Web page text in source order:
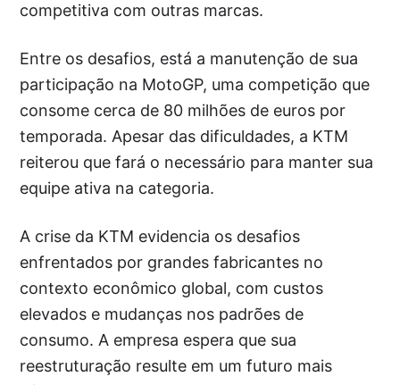
competitiva com outras marcas.
Entre os desafios, está a manutenção de sua
participação na MotoGP, uma competição que
consome cerca de 80 milhões de euros por
temporada. Apesar das dificuldades, a KTM
reiterou que fará o necessário para manter sua
equipe ativa na categoria.
A crise da KTM evidencia os desafios
enfrentados por grandes fabricantes no
contexto econômico global, com custos
elevados e mudanças nos padrões de
consumo. A empresa espera que sua
reestruturação resulte em um futuro mais